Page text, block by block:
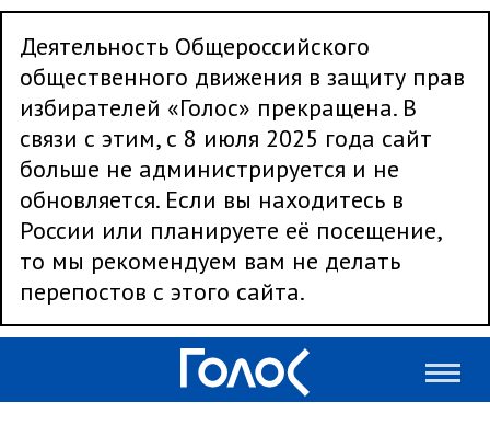
Деятельность Общероссийского
общественного движения в защиту прав
избирателей «Голос» прекращена. В
связи с этим, с 8 июля 2025 года сайт
больше не администрируется и не
обновляется. Если вы находитесь в
России или планируете её посещение,
то мы рекомендуем вам не делать
перепостов с этого сайта.